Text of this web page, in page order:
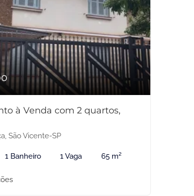
à Venda com 2 quartos,
São Vicente-SP
1 Banheiro 1 Vaga 65 m²